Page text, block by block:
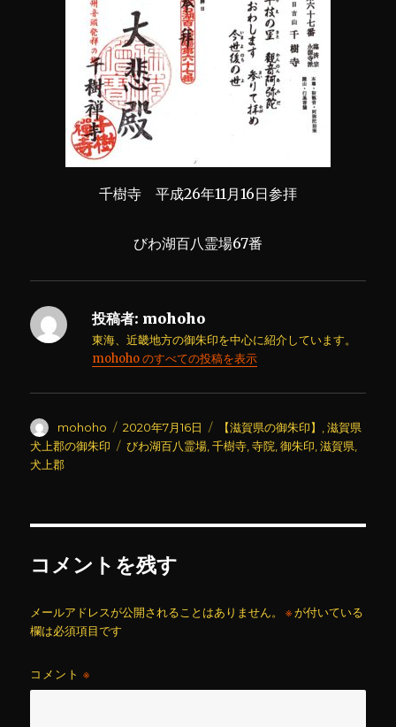
千樹寺 平成26年11月16日参拝
びわ湖百八霊場67番
投稿者: mohoho
東海、近畿地方の御朱印を中心に紹介しています。
mohoho のすべての投稿を表示
投
稿
者
mohoho
投
稿
2020年7月16日
カ
テ
【滋賀県の御朱印】 ,滋賀県
犬上郡の御朱印
タ
びわ湖百八霊場 ,千樹寺 ,寺院 ,御朱印 ,滋賀県
犬上郡
コメントを残す
メールアドレスが公開されることはありません。 ※が付いている
欄は必須項目です
コメント※